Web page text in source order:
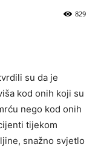
829
su da je
kod onih koji su
nego kod onih
tijekom
snažno svjetlo